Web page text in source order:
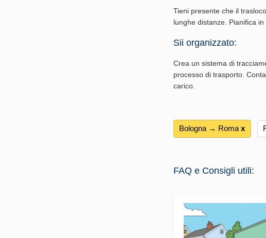
Tieni presente che il
lunghe distanze. Pianifica
Sii organizzato:
Crea un sistema di
processo di trasporto.
carico.
Bologna → Roma х
FAQ e Consigli utili: